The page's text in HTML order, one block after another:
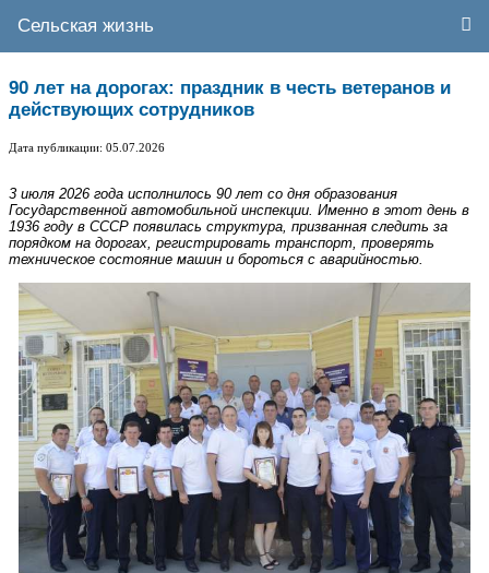
Сельская жизнь
90 лет на дорогах: праздник в честь ветеранов и
действующих сотрудников
Дата публикации: 05.07.2026
3 июля 2026 года исполнилось 90 лет со дня образования
Государственной автомобильной инспекции. Именно в этот день в
1936 году в СССР появилась структура, призванная следить за
порядком на дорогах, регистрировать транспорт, проверять
техническое состояние машин и бороться с аварийностью.